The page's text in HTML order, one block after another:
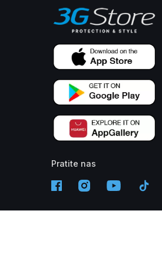
Pratite nas